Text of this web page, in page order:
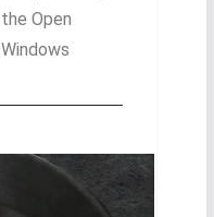
the Open
Windows